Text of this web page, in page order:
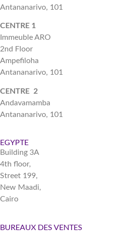
Antananarivo, 101
CENTRE 1
Immeuble ARO
2nd Floor
Ampefiloha
Antananarivo, 101
CENTRE 2
Andavamamba
Antananarivo, 101
EGYPTE
Building 3A
4th floor,
Street 199,
New Maadi,
Cairo
BUREAUX DES VENTES​